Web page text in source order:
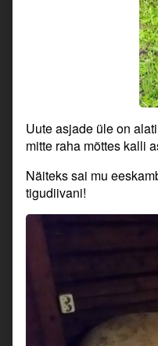
Uute asjade üle on
mitte raha mõttes kalli
Näiteks sai mu
tigudiivani!